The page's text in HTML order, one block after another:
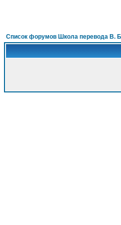
Список форумов Школа перевода В.